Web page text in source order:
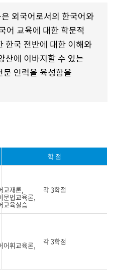
외국어로서의 한국어와
어 교육에 대한 학문적
한국 전반에 대한 이해와
산에 이바지할 수 있는
문 인력을 육성함을
학 점
교재론,
문법교육론,
교육실습
각 3학점
어휘교육론, 각 3학점